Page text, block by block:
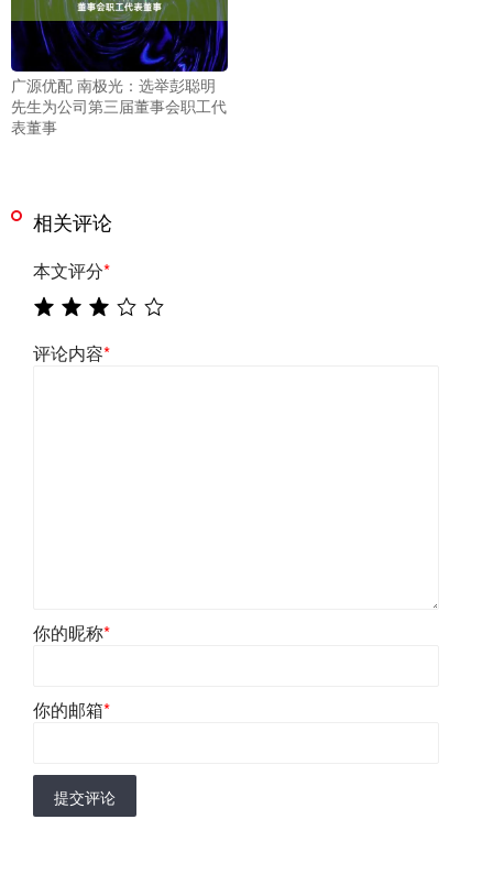
广源优配 南极光：选举彭聪明
先生为公司第三届董事会职工代
表董事
相关评论
本文评分*
评论内容*
你的昵称*
你的邮箱*
提交评论